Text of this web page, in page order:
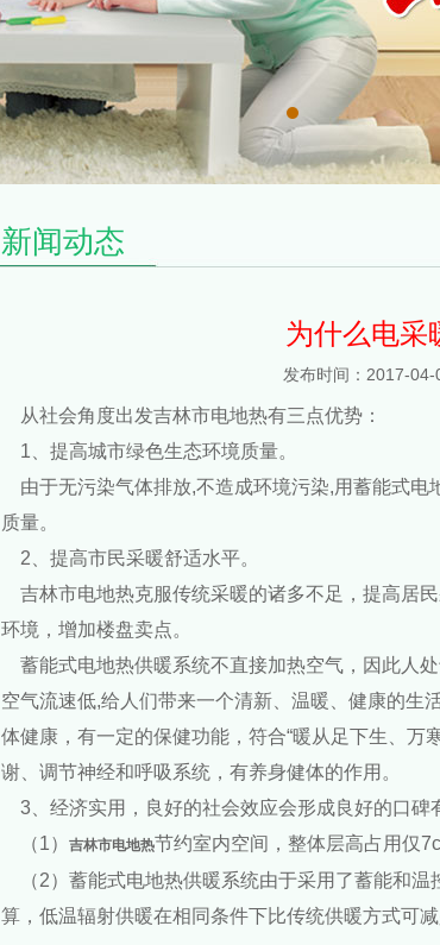
新闻动态
为什么电采
发布时间：2017-
从社会角度出发吉林市电地热有三点优势：
1、提高城市绿色生态环境质量。
由于无污染气体排放,不造成环境污染,用蓄能式电
质量。
2、提高市民采暖舒适水平。
吉林市电地热克服传统采暖的诸多不足，提高居
环境，增加楼盘卖点。
蓄能式电地热供暖系统不直接加热空气，因此人
空气流速低,给人们带来一个清新、温暖、健康的生
体健康，有一定的保健功能，符合“暖从足下生、万
谢、调节神经和呼吸系统，有养身健体的作用。
3、经济实用，良好的社会效应会形成良好的口碑
（1）
吉林市电地热节约室内空间，整体层高占用仅
（2）蓄能式电地热供暖系统由于采用了蓄能和温
算，低温辐射供暖在相同条件下比传统供暖方式可减